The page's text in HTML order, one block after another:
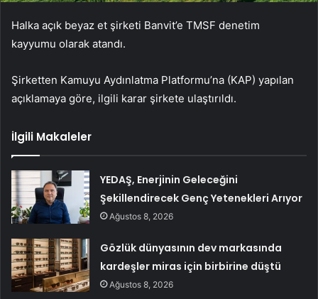
Halka açık beyaz et şirketi Banvit’e TMSF denetim
kayyumu olarak atandı.
Şirketten Kamuyu Aydınlatma Platformu’na (KAP) yapılan
açıklamaya göre, ilgili karar şirkete ulaştırıldı.
İlgili Makaleler
YEDAŞ, Enerjinin Geleceğini
Şekillendirecek Genç Yetenekleri Arıyor
Ağustos 8, 2026
Gözlük dünyasının dev markasında
kardeşler miras için birbirine düştü
Ağustos 8, 2026